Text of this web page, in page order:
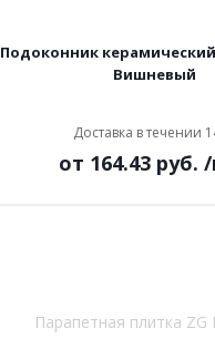
Подоконник
Вишневый
Доставка в течении
от 164.43 руб.